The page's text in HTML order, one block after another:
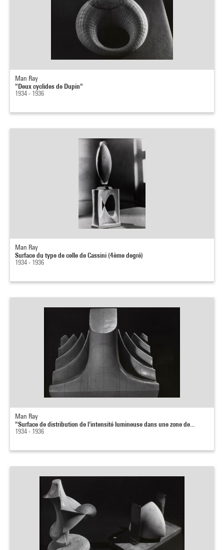
Man Ray
"Deux cyclides de Dupin"
1934 - 1936
Man Ray
Surface du type de celle de Cassini (4ème degré)
1934 - 1936
Man Ray
"Surface de distribution de l'intensité lumineuse dans une zone de...
1934 - 1936